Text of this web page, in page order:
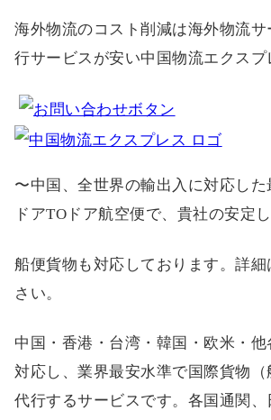
海外物流のコスト削減は海外物流
行サービスが安い中国物流エクス
〜中国、全世界の輸出入に対応し
ドアTOドア航空便で、貴社の安定
船便貨物も対応しております。詳
さい。
中国・香港・台湾・韓国・欧米・
対応し、業界最安水準で国際貨物
代行するサービスです。各国通関